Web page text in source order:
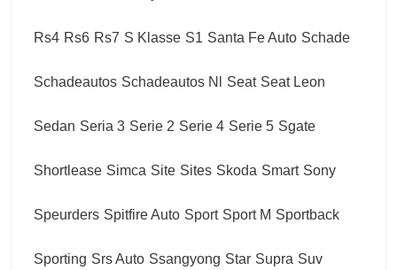
Rs4 Rs6 Rs7 S Klasse S1 Santa Fe Auto Schade
Schadeautos Schadeautos Nl Seat Seat Leon
Sedan Seria 3 Serie 2 Serie 4 Serie 5 Sgate
Shortlease Simca Site Sites Skoda Smart Sony
Speurders Spitfire Auto Sport Sport M Sportback
Sporting Srs Auto Ssangyong Star Supra Suv